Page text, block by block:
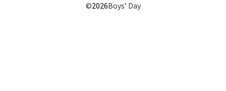
©2026Boys’ Day